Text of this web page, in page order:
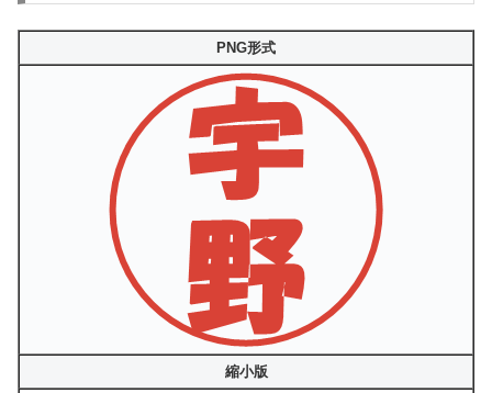
PNG形式
縮小版